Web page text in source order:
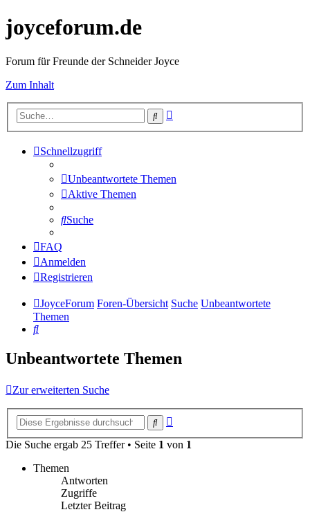
joyceforum.de
Forum für Freunde der Schneider Joyce
Zum Inhalt
Suche
Schnellzugriff
Unbeantwortete Themen
Aktive Themen
Suche
FAQ
Anmelden
Registrieren
JoyceForum Foren-Übersicht Suche Unbeantwortete
Themen
Suche
Unbeantwortete Themen
Zur erweiterten Suche
Suche
Die Suche ergab 25 Treffer • Seite 1 von 1
Themen
Antworten
Zugriffe
Letzter Beitrag